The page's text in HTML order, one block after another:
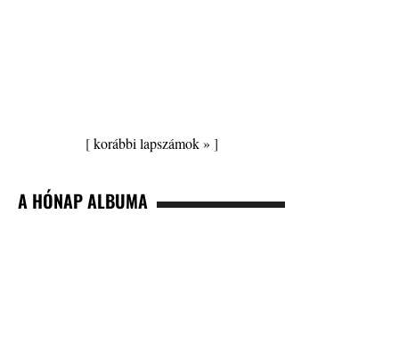
[korábbi lapszámok » ]
A HÓNAP ALBUMA